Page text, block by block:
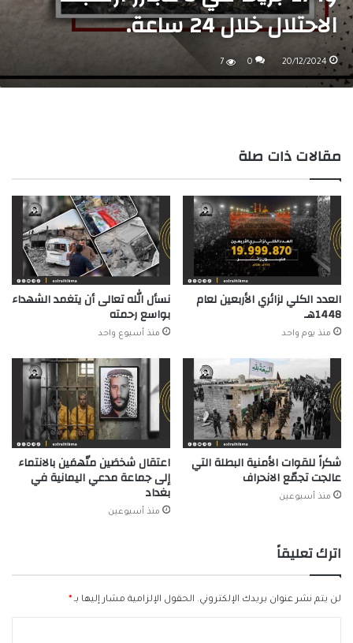
الاحتلال خلال 24 ساعة.
20/12/2024
0
7
مقالات ذات صلة
العدد الكلي لزائري الأربعين لعام
1448هـ
منذ يوم واحد
نسأل الله تعالى أن يتغمد الشهداء
بواسع رحمته
منذ أسبوع واحد
شكراً للقوات الأمنية البطلة التي
عالجت تجمّع الانحراف
منذ أسبوعين
اعتقال شخصَين متّهمَين بالانتماء
إلى جماعة مدعي اليمانية في
بغداد
منذ أسبوعين
اترك تعليقاً
لن يتم نشر عنوان بريدك الإلكتروني. الحقول الإلزامية مشار إليها بـ *